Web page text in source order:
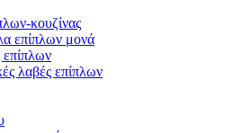
κουζίνας
επίπλων μονά
λαβές επίπλων